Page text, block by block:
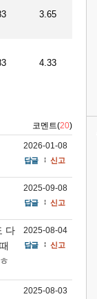
3.65
4.33
코멘트(20)
2026-01-08
답글 신고
2025-09-08
답글 신고
다
2025-08-04
답글 신고
2025-08-03